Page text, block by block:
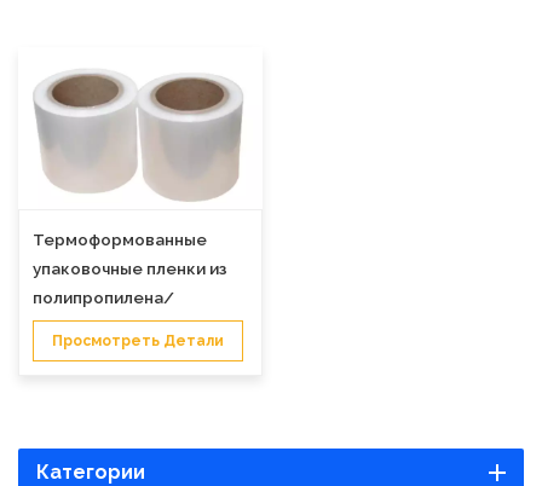
Термоформованные
упаковочные пленки из
полипропилена/
полиэтилена для
медицинской упаковки
Просмотреть Детали
Категории